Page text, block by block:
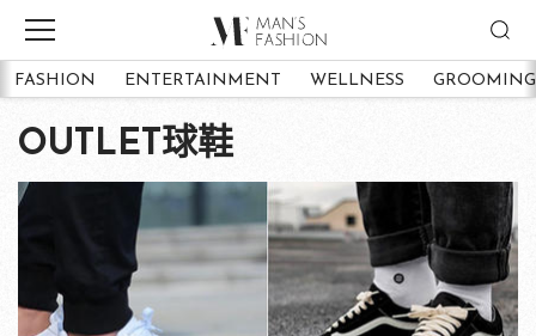
FASHION ENTERTAINMENT WELLNESS GROOMING
OUTLET球鞋